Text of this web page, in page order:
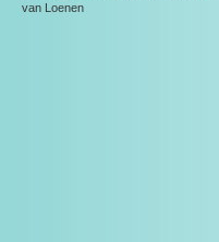
van Loenen